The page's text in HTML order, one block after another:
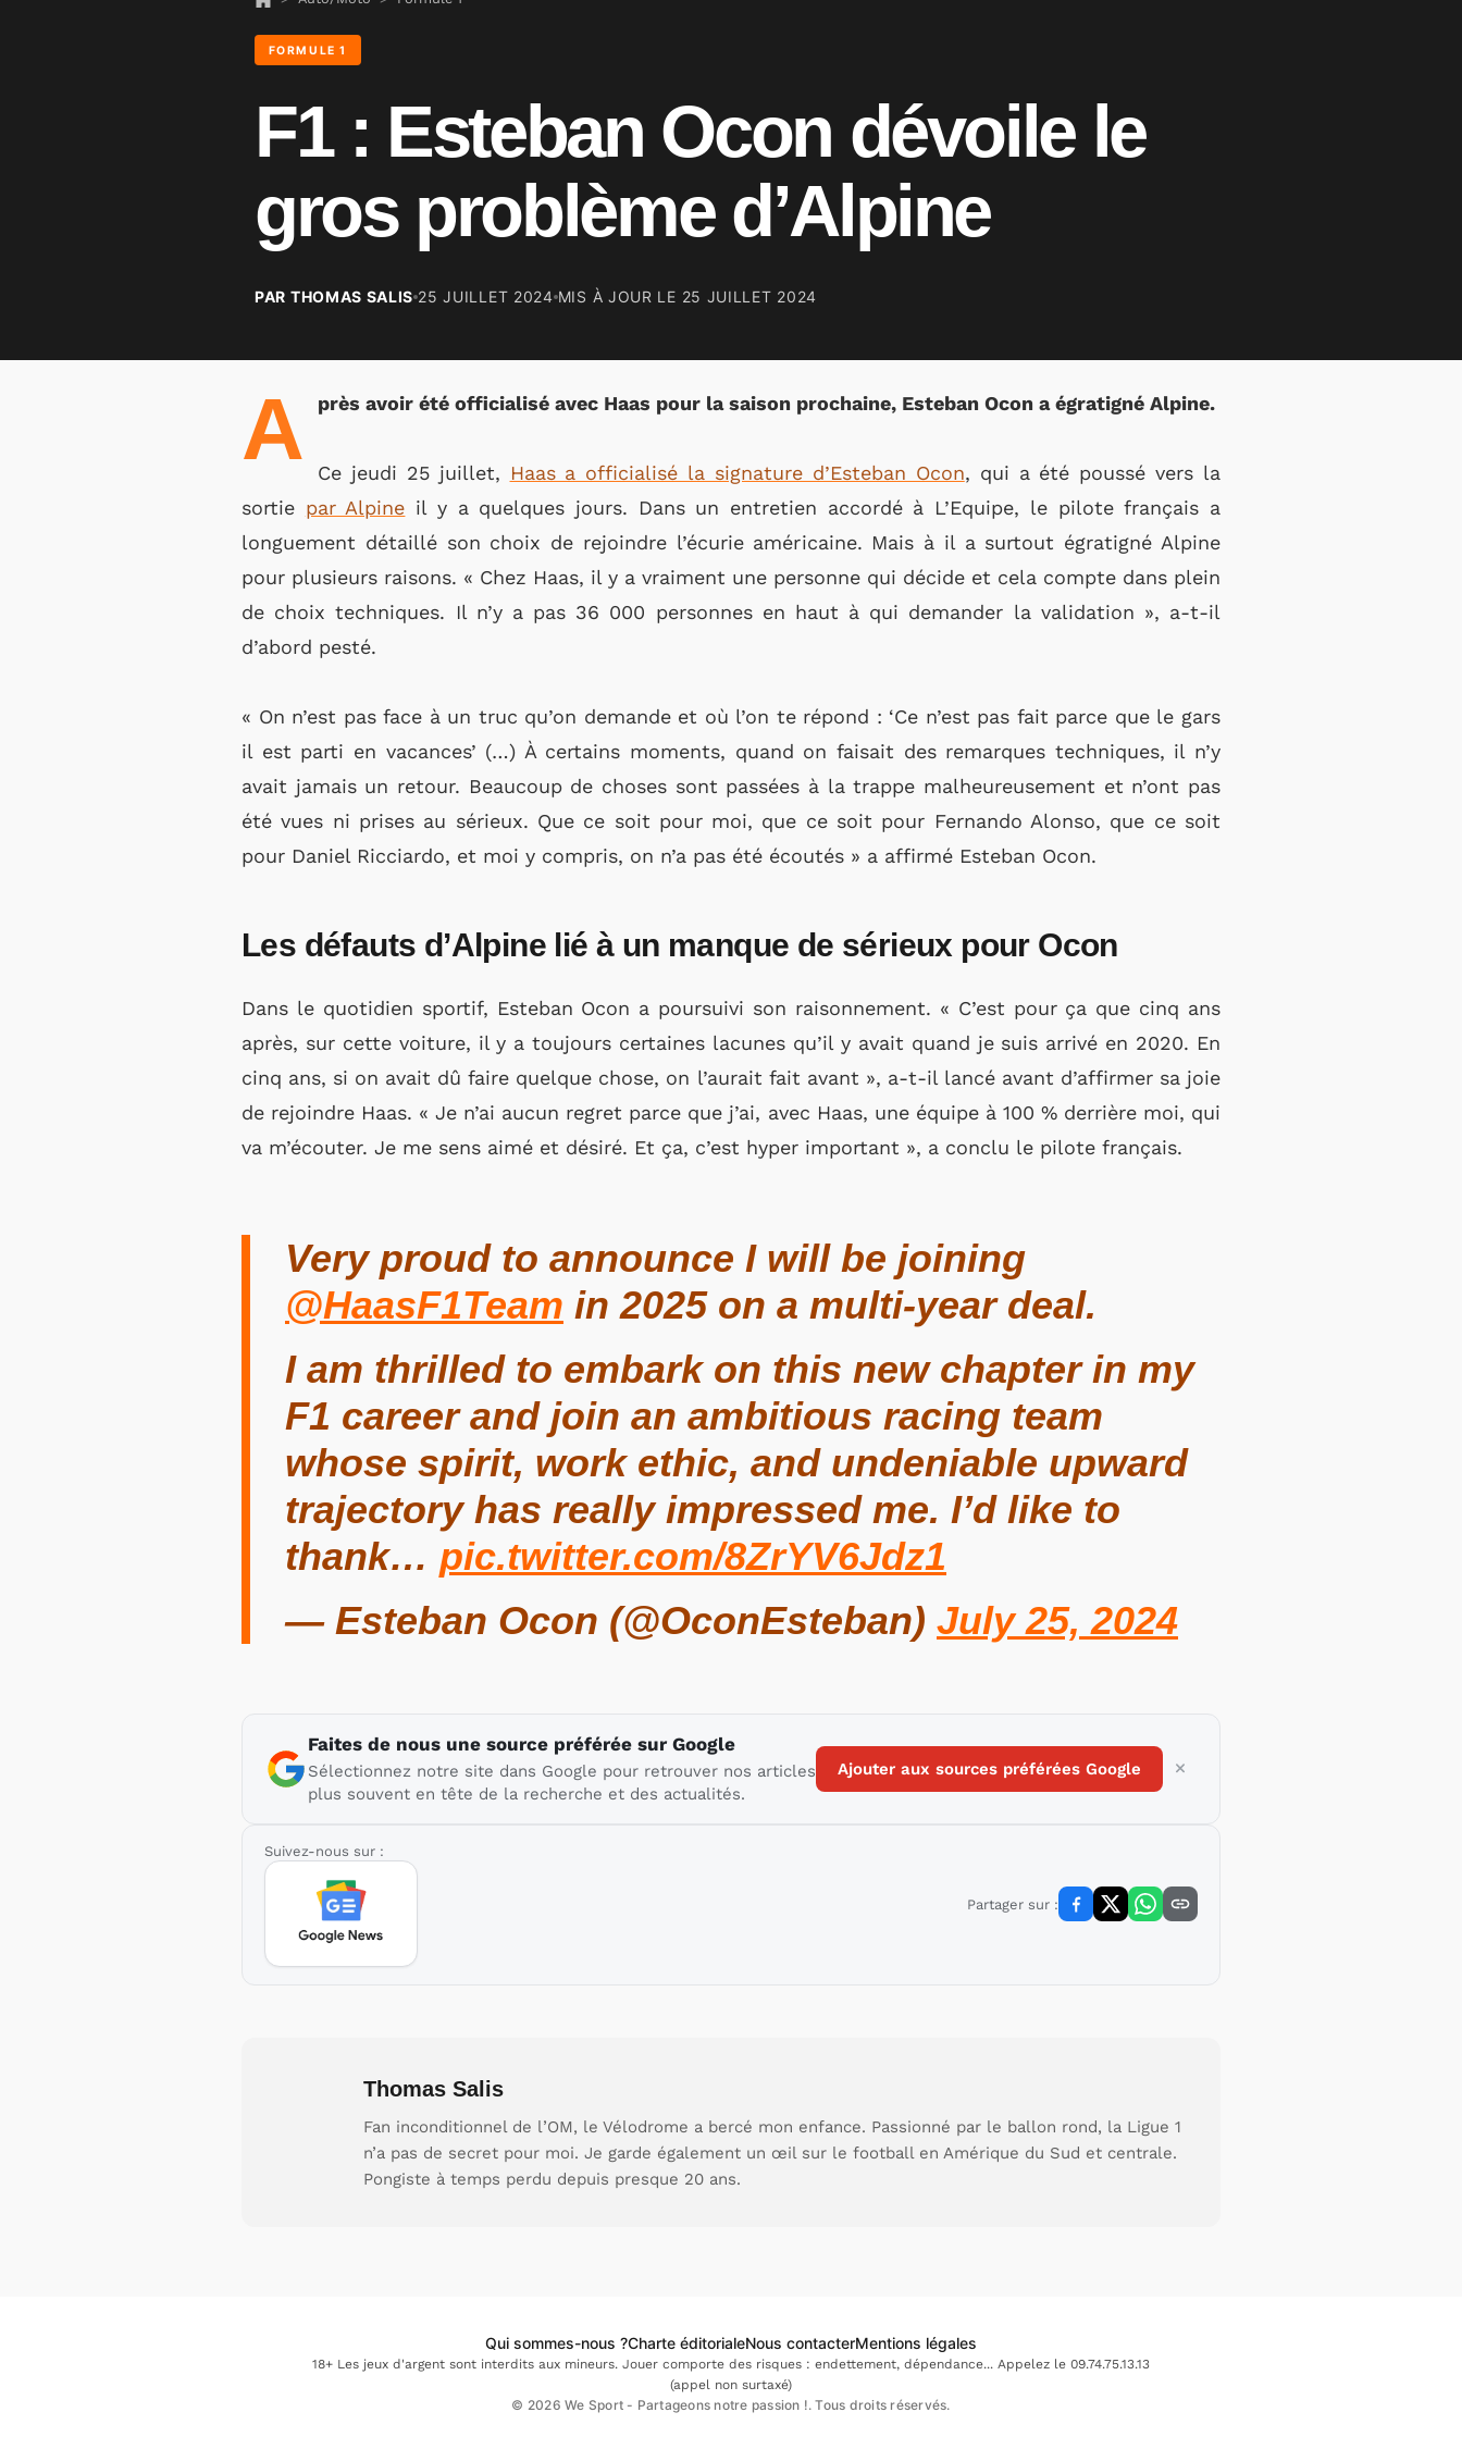
FORMULE 1
F1 : Esteban Ocon dévoile le
gros problème d’Alpine
PAR THOMAS SALIS 25 JUILLET 2024 MIS À JOUR LE 25 JUILLET 2024
A près avoir été officialisé avec Haas pour la saison prochaine, Esteban Ocon a égratigné Alpine.
Ce jeudi 25 juillet, Haas a officialisé la signature d’Esteban Ocon, qui a été poussé vers la
sortie par Alpine il y a quelques jours. Dans un entretien accordé à L’Equipe, le pilote français a
longuement détaillé son choix de rejoindre l’écurie américaine. Mais à il a surtout égratigné Alpine
pour plusieurs raisons. « Chez Haas, il y a vraiment une personne qui décide et cela compte dans plein
de choix techniques. Il n’y a pas 36 000 personnes en haut à qui demander la validation », a-t-il
d’abord pesté.
« On n’est pas face à un truc qu’on demande et où l’on te répond : ‘Ce n’est pas fait parce que le gars
il est parti en vacances’ (…) À certains moments, quand on faisait des remarques techniques, il n’y
avait jamais un retour. Beaucoup de choses sont passées à la trappe malheureusement et n’ont pas
été vues ni prises au sérieux. Que ce soit pour moi, que ce soit pour Fernando Alonso, que ce soit
pour Daniel Ricciardo, et moi y compris, on n’a pas été écoutés » a affirmé Esteban Ocon.
Les défauts d’Alpine lié à un manque de sérieux pour Ocon
Dans le quotidien sportif, Esteban Ocon a poursuivi son raisonnement. « C’est pour ça que cinq ans
après, sur cette voiture, il y a toujours certaines lacunes qu’il y avait quand je suis arrivé en 2020. En
cinq ans, si on avait dû faire quelque chose, on l’aurait fait avant », a-t-il lancé avant d’affirmer sa joie
de rejoindre Haas. « Je n’ai aucun regret parce que j’ai, avec Haas, une équipe à 100 % derrière moi, qui
va m’écouter. Je me sens aimé et désiré. Et ça, c’est hyper important », a conclu le pilote français.
Very proud to announce I will be joining
@HaasF1Team in 2025 on a multi-year deal.
I am thrilled to embark on this new chapter in my
F1 career and join an ambitious racing team
whose spirit, work ethic, and undeniable upward
trajectory has really impressed me. I’d like to
thank… pic.twitter.com/8ZrYV6Jdz1
— Esteban Ocon (@OconEsteban) July 25, 2024
Faites de nous une source préférée sur Google
Sélectionnez notre site dans Google pour retrouver nos articles
plus souvent en tête de la recherche et des actualités.
Ajouter aux sources préférées Google
Suivez-nous sur :
Partager sur :
Thomas Salis
Fan inconditionnel de l’OM, le Vélodrome a bercé mon enfance. Passionné par le ballon rond, la Ligue 1
n’a pas de secret pour moi. Je garde également un œil sur le football en Amérique du Sud et centrale.
Pongiste à temps perdu depuis presque 20 ans.
Qui sommes-nous ?Charte éditorialeNous contacterMentions légales
18+ Les jeux d'argent sont interdits aux mineurs. Jouer comporte des risques : endettement, dépendance... Appelez le 09.74.75.13.13
(appel non surtaxé)
© 2026 We Sport - Partageons notre passion !. Tous droits réservés.